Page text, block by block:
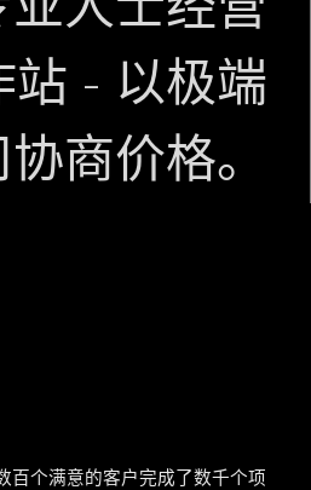
站 - 以极端
商价格。
百个满意的客户完成了数千个项